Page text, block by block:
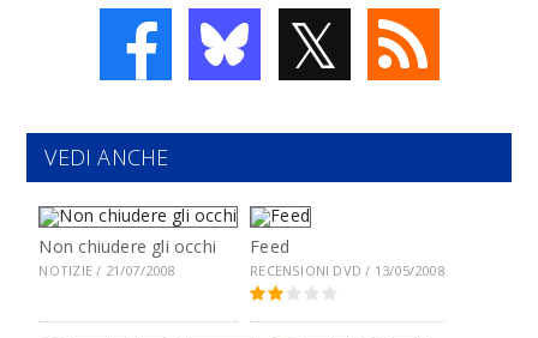
𝕏
VEDI ANCHE
Non chiudere gli occhi
NOTIZIE / 21/07/2008
Feed
RECENSIONI DVD / 13/05/2008